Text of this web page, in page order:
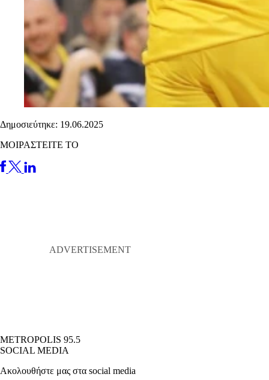
Δημοσιεύτηκε: 19.06.2025
ΜΟΙΡΑΣΤΕΙΤΕ ΤΟ
METROPOLIS 95.5
SOCIAL MEDIA
Ακολουθήστε μας στα social media